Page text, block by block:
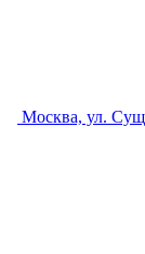
Москва, ул.